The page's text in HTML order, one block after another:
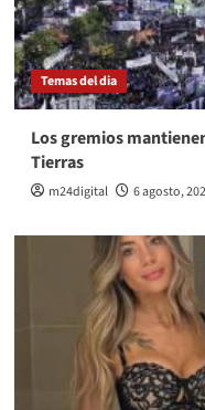
Temas del dia
Los gremios
Tierras
m24digital 6 agosto,